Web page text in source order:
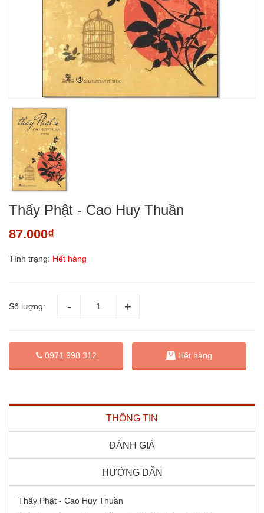
Thấy Phật - Cao Huy Thuần
87.000₫
Tình trạng: Hết hàng
Số lượng:
0971 998 312 Hết hàng
THÔNG TIN
ĐÁNH GIÁ
HƯỚNG DẪN
Thấy Phật - Cao Huy Thuần